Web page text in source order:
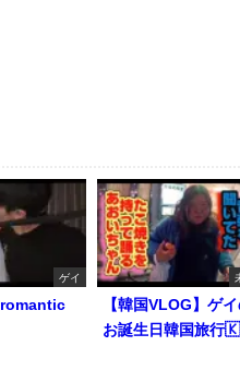
ゲイ
【韓国VLOG】ゲ
お誕生日韓国旅行